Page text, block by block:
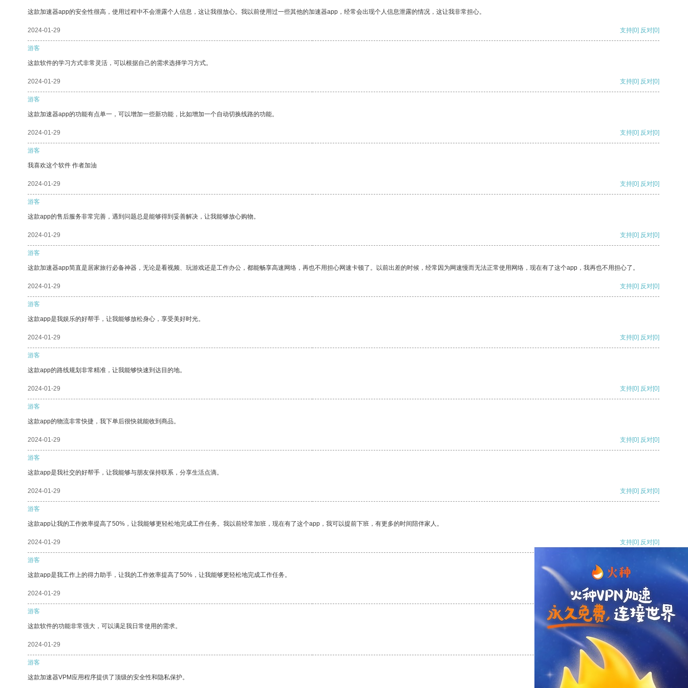
这款加速器app的安全性很高，使用过程中不会泄露个人信息，这让我很放心。我以前使用过一些其他的加速器app，经常会出现个人信息泄露的情况，这让我非常担心。
2024-01-29 支持[0] 反对[0]
游客
这款软件的学习方式非常灵活，可以根据自己的需求选择学习方式。
2024-01-29 支持[0] 反对[0]
游客
这款加速器app的功能有点单一，可以增加一些新功能，比如增加一个自动切换线路的功能。
2024-01-29 支持[0] 反对[0]
游客
我喜欢这个软件 作者加油
2024-01-29 支持[0] 反对[0]
游客
这款app的售后服务非常完善，遇到问题总是能够得到妥善解决，让我能够放心购物。
2024-01-29 支持[0] 反对[0]
游客
这款加速器app简直是居家旅行必备神器，无论是看视频、玩游戏还是工作办公，都能畅享高速网络，再也不用担心网速卡顿了。以前出差的时候，经常因为网速慢而无法正常使用网络，现在有了这个app，我再也不用担心了。
2024-01-29 支持[0] 反对[0]
游客
这款app是我娱乐的好帮手，让我能够放松身心，享受美好时光。
2024-01-29 支持[0] 反对[0]
游客
这款app的路线规划非常精准，让我能够快速到达目的地。
2024-01-29 支持[0] 反对[0]
游客
这款app的物流非常快捷，我下单后很快就能收到商品。
2024-01-29 支持[0] 反对[0]
游客
这款app是我社交的好帮手，让我能够与朋友保持联系，分享生活点滴。
2024-01-29 支持[0] 反对[0]
游客
这款app让我的工作效率提高了50%，让我能够更轻松地完成工作任务。我以前经常加班，现在有了这个app，我可以提前下班，有更多的时间陪伴家人。
2024-01-29 支持[0] 反对[0]
游客
这款app是我工作上的得力助手，让我的工作效率提高了50%，让我能够更轻松地完成工作任务。
2024-01-29 支持[0] 反对
游客
这款软件的功能非常强大，可以满足我日常使用的需求。
2024-01-29 支持
游客
这款加速器VPM应用程序提供了顶级的安全性和隐私保护。